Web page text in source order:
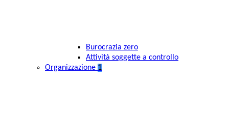
Burocrazia zero
Attività soggette a controllo
Organizzazione 1